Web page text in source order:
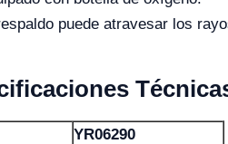
puede atravesar los
YR06290